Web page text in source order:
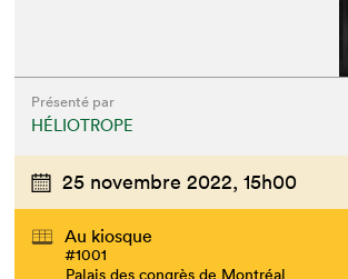
Présenté par
HÉLIOTROPE
25 novembre 2022, 15h00
Au kiosque
#1001
Palais des congrès de Montréal